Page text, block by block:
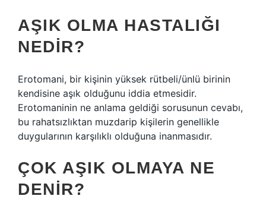
AŞIK OLMA HASTALIĞI
NEDIR?
Erotomani, bir kişinin yüksek rütbeli/ünlü birinin
kendisine aşık olduğunu iddia etmesidir.
Erotomaninin ne anlama geldiği sorusunun cevabı,
bu rahatsızlıktan muzdarip kişilerin genellikle
duygularının karşılıklı olduğuna inanmasıdır.
ÇOK AŞIK OLMAYA NE
DENIR?